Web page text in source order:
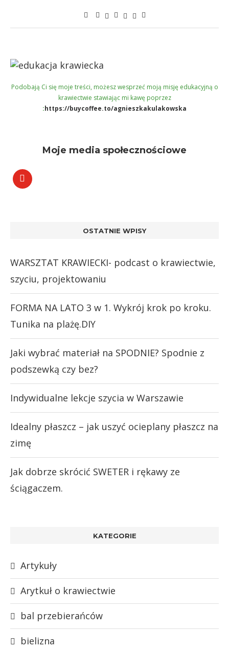
Podobają Ci się moje treści, możesz wesprzeć moją misję edukacyjną o
krawiectwie stawiając mi kawę poprzez
:https://buycoffee.to/agnieszkakulakowska
Moje media społecznościowe
OSTATNIE WPISY
WARSZTAT KRAWIECKI- podcast o krawiectwie,
szyciu, projektowaniu
FORMA NA LATO 3 w 1. Wykrój krok po kroku.
Tunika na plażę.DIY
Jaki wybrać materiał na SPODNIE? Spodnie z
podszewką czy bez?
Indywidualne lekcje szycia w Warszawie
Idealny płaszcz – jak uszyć ocieplany płaszcz na
zimę
Jak dobrze skrócić SWETER i rękawy ze
ściągaczem.
KATEGORIE
Artykuły
Arytkuł o krawiectwie
bal przebierańców
bielizna